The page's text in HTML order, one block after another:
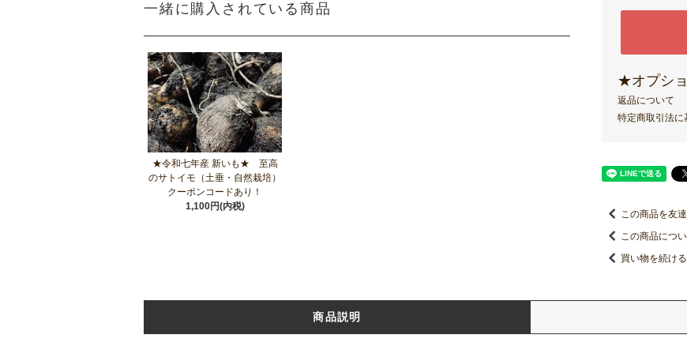
一緒に購入されている商品
★令和七年産 新いも★ 至高
のサトイモ（土垂・自然栽培）
クーポンコードあり！
1,100円(内税)
★オプシ
返品について
特定商取引法に
この商品を友
この商品につ
買い物を続ける
商品説明